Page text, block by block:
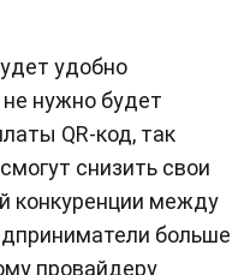
удобно
нужно будет
QR-код, так
снизить свои
конкуренции между
больше
провайдеру